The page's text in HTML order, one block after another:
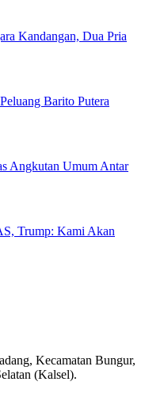
Kandangan, Dua Pria
Barito Putera
Angkutan Umum Antar
Trump: Kami Akan
Kecamatan Bungur,
(Kalsel).